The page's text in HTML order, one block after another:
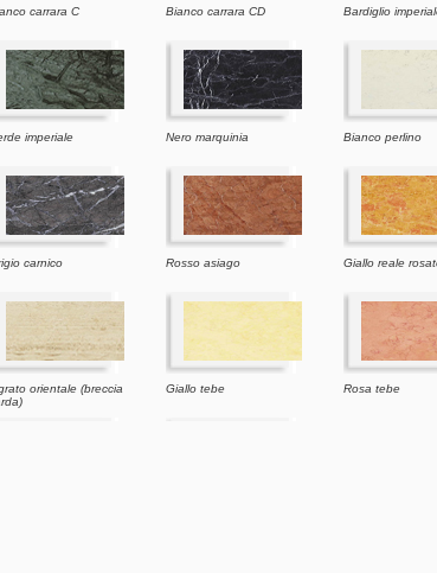
carrara C Bianco carrara CD Bardiglio
imperiale Nero marquinia Bianco perlino
carnico Rosso asiago Giallo reale
orientale (breccia
Giallo tebe Rosa tebe